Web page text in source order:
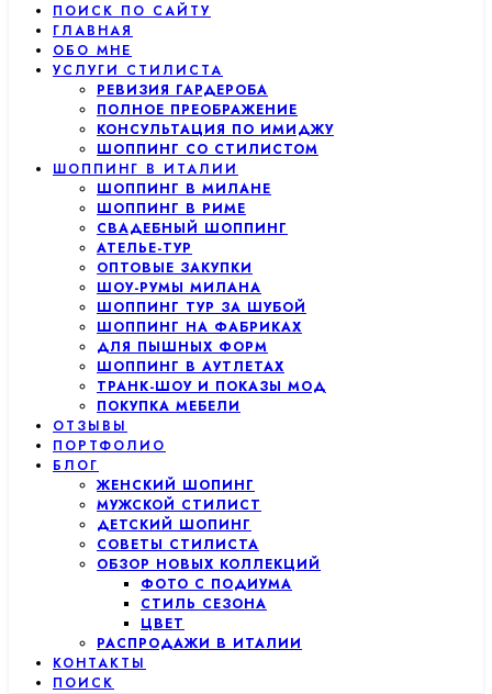
ПОИСК ПО САЙТУ
ГЛАВНАЯ
ОБО МНЕ
УСЛУГИ СТИЛИСТА
РЕВИЗИЯ ГАРДЕРОБА
ПОЛНОЕ ПРЕОБРАЖЕНИЕ
КОНСУЛЬТАЦИЯ ПО ИМИДЖУ
ШОППИНГ СО СТИЛИСТОМ
ШОППИНГ В ИТАЛИИ
ШОППИНГ В МИЛАНЕ
ШОППИНГ В РИМЕ
СВАДЕБНЫЙ ШОППИНГ
АТЕЛЬЕ-ТУР
ОПТОВЫЕ ЗАКУПКИ
ШОУ-РУМЫ МИЛАНА
ШОППИНГ ТУР ЗА ШУБОЙ
ШОППИНГ НА ФАБРИКАХ
ДЛЯ ПЫШНЫХ ФОРМ
ШОППИНГ В АУТЛЕТАХ
ТРАНК-ШОУ И ПОКАЗЫ МОД
ПОКУПКА МЕБЕЛИ
ОТЗЫВЫ
ПОРТФОЛИО
БЛОГ
ЖЕНСКИЙ ШОПИНГ
МУЖСКОЙ СТИЛИСТ
ДЕТСКИЙ ШОПИНГ
СОВЕТЫ СТИЛИСТА
ОБЗОР НОВЫХ КОЛЛЕКЦИЙ
ФОТО С ПОДИУМА
СТИЛЬ СЕЗОНА
ЦВЕТ
РАСПРОДАЖИ В ИТАЛИИ
КОНТАКТЫ
ПОИСК